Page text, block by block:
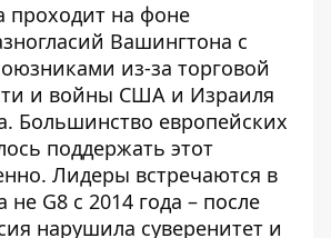
проходит на фоне
Вашингтона с
из-за торговой
и войны США и Израиля
Большинство европейских
поддержать этот
Лидеры встречаются в
не G8 с 2014 года – после
нарушила суверенитет и